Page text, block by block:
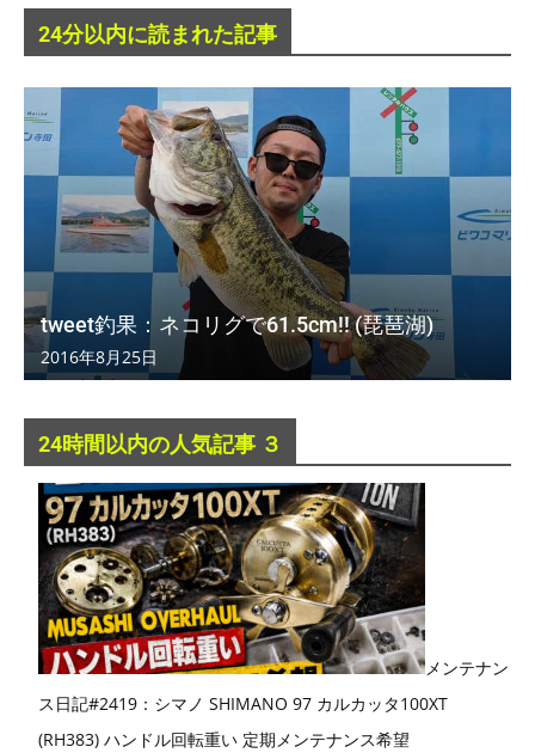
24分以内に読まれた記事
tweet釣果：ネコリグで61.5cm!! (琵琶湖)
2016年8月25日
24時間以内の人気記事 ３
メンテナン
ス日記#2419：シマノ SHIMANO 97 カルカッタ100XT
(RH383) ハンドル回転重い 定期メンテナンス希望